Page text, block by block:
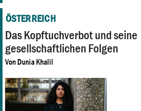
ÖSTERREICH
Das Kopftuchverbot und seine
gesellschaftlichen Folgen
Von Dunia Khalil